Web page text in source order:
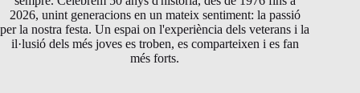
2026, unint generacions en un mateix sentiment: la passió
per la nostra festa. Un espai on l'experiència dels veterans i la
il·lusió dels més joves es troben, es comparteixen i es fan
més forts.